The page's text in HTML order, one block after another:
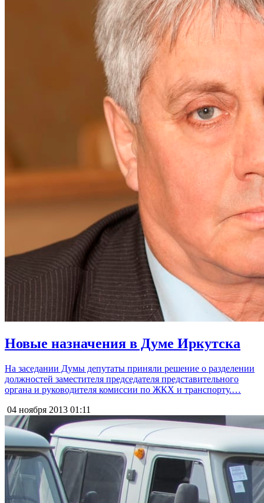
Новые назначения в Думе Иркутска
На заседании Думы депутаты приняли решение о разделении
должностей заместителя председателя представительного
органа и руководителя комиссии по ЖКХ и транспорту.…
04 ноября 2013 01:11